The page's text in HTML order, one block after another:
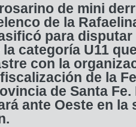
de mini
de la
para
categoría U11
con la
de la
de Santa
ante Oeste en la